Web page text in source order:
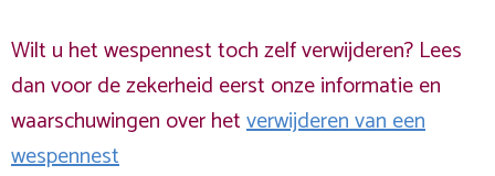
Wilt u het wespennest toch zelf verwijderen? Lees
dan voor de zekerheid eerst onze informatie en
waarschuwingen over hetverwijderen van een
wespennest